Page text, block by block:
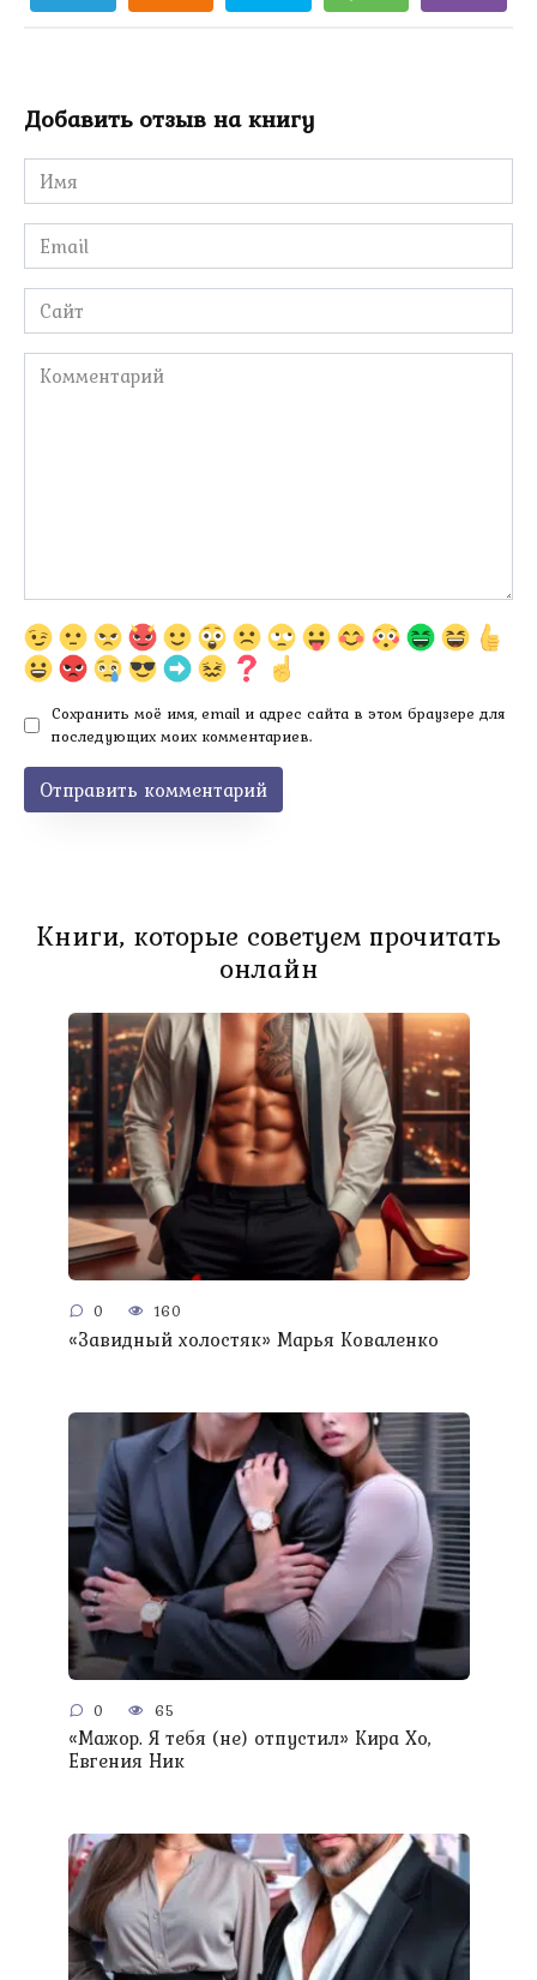
Добавить отзыв на книгу
Имя
*
Email
*
Сайт
Комментарий
Сохранить моё имя, email и адрес сайта в этом браузере для
последующих моих комментариев.
Книги, которые советуем прочитать
онлайн
0 160
«Завидный холостяк» Марья Коваленко
0 65
«Мажор. Я тебя (не) отпустил» Кира Хо,
Евгения Ник